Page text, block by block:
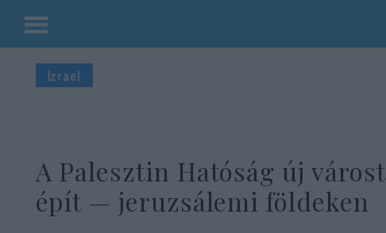
Kilépés
tartalomba
Izrael
A Palesztin Hatóság új várost
épít — jeruzsálemi földeken